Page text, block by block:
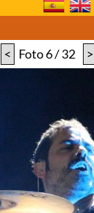
< Foto 6 / 32 >